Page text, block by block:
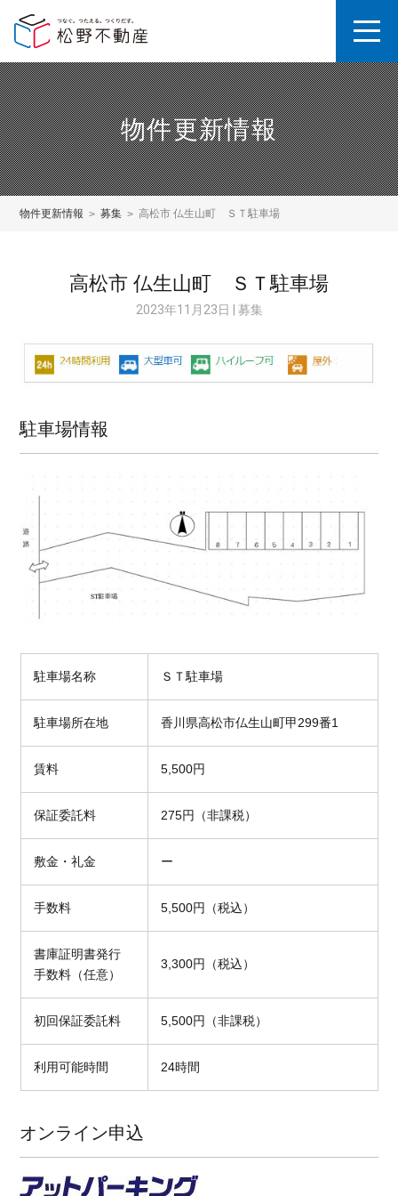
物件更新情報
物件更新情報 募集 高松市 仏生山町 ＳＴ駐車場
高松市 仏生山町 ＳＴ駐車場
2023年11月23日 | 募集
駐車場情報
駐車場名称 ＳＴ駐車場
駐車場所在地 香川県高松市仏生山町甲299番1
賃料 5,500円
保証委託料 275円（非課税）
敷金・礼金 ー
手数料 5,500円（税込）
書庫証明書発行
手数料（任意）
3,300円（税込）
初回保証委託料 5,500円（非課税）
利用可能時間 24時間
オンライン申込